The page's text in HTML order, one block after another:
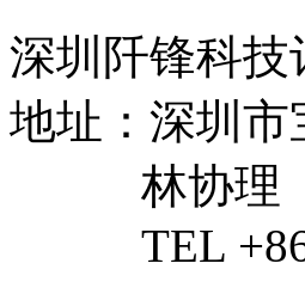
深圳阡锋科
地址：深圳市
林协理（
TEL +86-